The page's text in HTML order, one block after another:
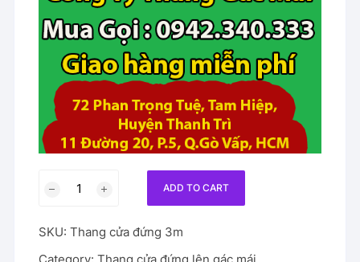
cửa
đứng
ADD TO CART
SKU:Thang cửa đứng 3m